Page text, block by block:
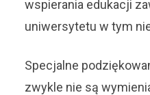
wspierania edukacji
uniwersytetu w tym
Specjalne
zwykle nie są